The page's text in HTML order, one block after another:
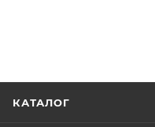
КАТАЛОГ